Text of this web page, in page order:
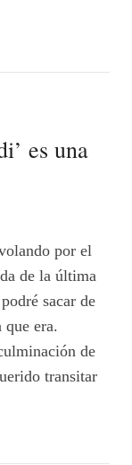
es una
por el
de la última
sacar de
que era.
de
transitar